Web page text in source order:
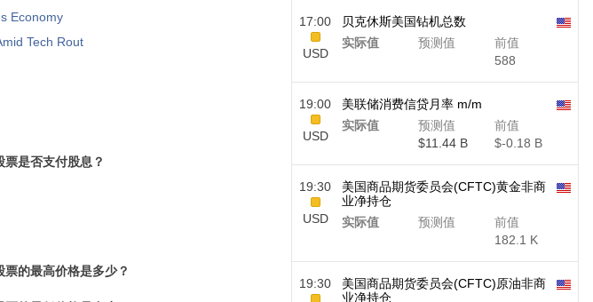
Economy
Tech Rout
是否支付股息？
的最高价格是多少？
17:00
USD
贝克休斯美国钻机总数
实际值
预测值
前值
588
19:00
USD
美联储消费信贷月率 m/m
实际值
预测值
$​11.44 B
前值
$​-0.18 B
19:30
USD
美国商品期货委员会(CFTC)黄金非商
业净持仓
实际值
预测值
前值
182.1 K
19:30
美国商品期货委员会(CFTC)原油非商
业净持仓